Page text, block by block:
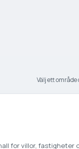
Välj ett
for villor, fastigheter